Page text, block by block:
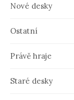
Nové desky
Ostatní
Právě hraje
Staré desky